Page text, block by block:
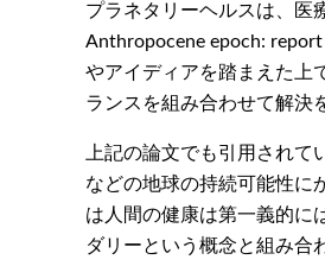
プラネタリーヘルスは、医
Anthropocene epoch:
やアイディアを踏まえた上
ランスを組み合わせて解決
上記の論文でも引用されて
などの地球の持続可能性に
は人間の健康は第一義的に
ダリーという概念と組み合